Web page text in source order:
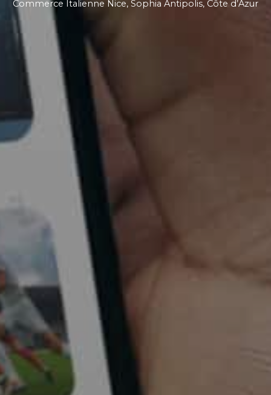
Commerce Italienne Nice, Sophia Antipolis, Côte d’Azur